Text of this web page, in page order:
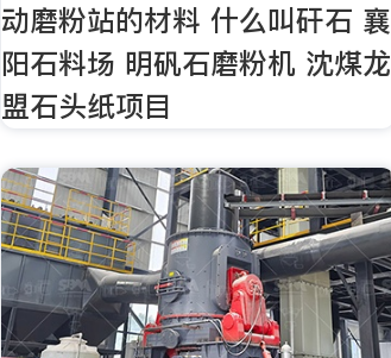
动磨粉站的材料 什么叫矸石 襄
阳石料场 明矾石磨粉机 沈煤龙
盟石头纸项目